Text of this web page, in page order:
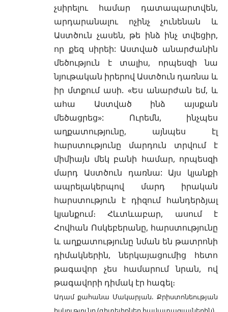
չսիրելու համար դատապարտվեն,
արդարանալու ոչինչ չունենան և
Աստծուն չասեն, թե ինձ ինչ տվեցիր,
որ քեզ սիրեի: Աստված անարժանին
մեծություն է տալիս, որպեսզի նա
նյութական իրերով Աստծուն դառնա և
իր մտքում ասի. «Ես անարժան եմ, և
ահա Աստված ինձ այսքան
մեծացրեց»: Ուրեմն, ինչպես
աղքատությունը, այնպես էլ
հարստությունը մարդուն տրվում է
միմիայն մեկ բանի համար, որպեսզի
մարդ Աստծուն դառնա: Այս կյանքի
ապրելակերպով մարդ իրական
հարստություն է դիզում հանդերձյալ
կյանքում։ Հևտևաբար, ասում է
Հովհան Ոսկեբերանը, հարստությունը
և աղքատությունը նման են թատրոնի
դիմակներին, ներկայացումից հետո
թագավոր չես համարում նրան, ով
թագավորի դիմակ էր հագել։
Ադամ քահանա Մակարյան. Քրիստոնեության